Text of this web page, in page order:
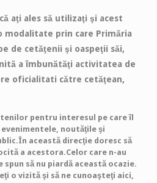
aţi ales să utilizaţi şi acest
modalitate prin care Primăria
de cetăţenii şi oaspeţii săi,
a îmbunătăţi activitatea de
oficialitati către cetăţean,
pentru interesul pe care îl
noutăţile şi
această direcţie doresc să
a acestora.Celor care n-au
spun să nu piardă această ocazie.
o vizită şi să ne cunoaşteţi aici,